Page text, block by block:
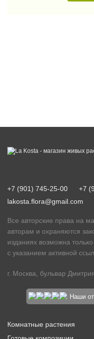
+7 (901) 745-25-00
+7
lakosta.flora@gmail.com
Все авторские права на
авторам и охраняются
изданиях возможна
с указанием активной
г. Москва, бульвар
Наши
Комнатные растения